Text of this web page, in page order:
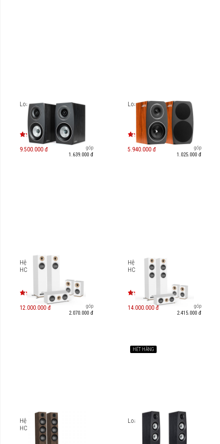
Loa Jamo Concert C93II
9.500.000 đ
Trả góp
1.639.000 đ
Loa Jamo Concert C91
5.940.000 đ
Trả góp
1.025.000 đ
Hệ thống loa Jamo S 805
HCS
12.000.000 đ
Trả góp
2.070.000 đ
Hệ thống loa Jamo S 807
HCS
14.000.000 đ
Trả góp
2.415.000 đ
Hệ thống loa Jamo S 809
HCS
HẾT HÀNG
Loa Jamo Concert C95 II